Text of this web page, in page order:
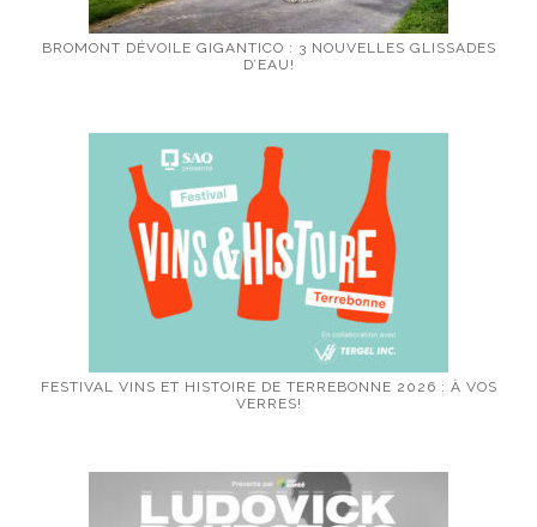
BROMONT DÉVOILE GIGANTICO : 3 NOUVELLES GLISSADES
D’EAU!
FESTIVAL VINS ET HISTOIRE DE TERREBONNE 2026 : À VOS
VERRES!